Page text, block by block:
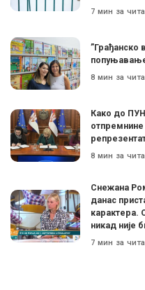
7 мин за
8 мин за
Како до
8 мин за
Снежана
данас
карактера.
никад није
7 мин за